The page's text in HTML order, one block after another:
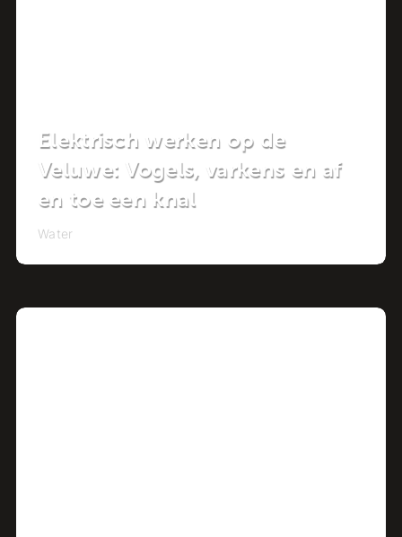
Elektrisch werken op de
Veluwe: Vogels, varkens en af
en toe een knal
Water